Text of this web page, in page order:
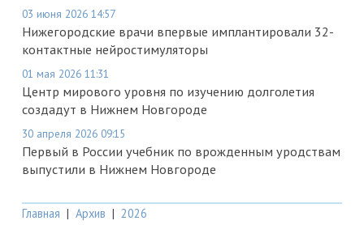
03 июня 2026 14:57
Нижегородские врачи впервые имплантировали 32-
контактные нейростимуляторы
01 мая 2026 11:31
Центр мирового уровня по изучению долголетия
создадут в Нижнем Новгороде
30 апреля 2026 09:15
Первый в России учебник по врожденным уродствам
выпустили в Нижнем Новгороде
Главная | Архив | 2026